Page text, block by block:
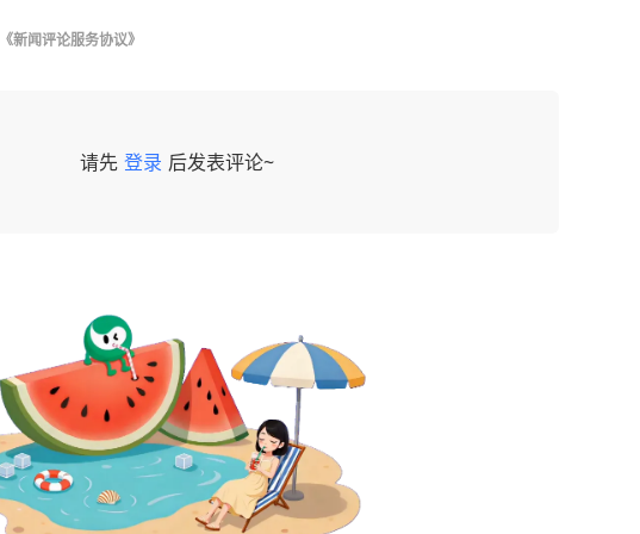
《新闻评论服务协议》
请先 登录 后发表评论~